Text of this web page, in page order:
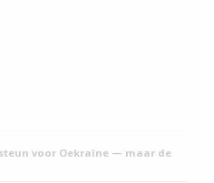
voor Oekraïne — maar de